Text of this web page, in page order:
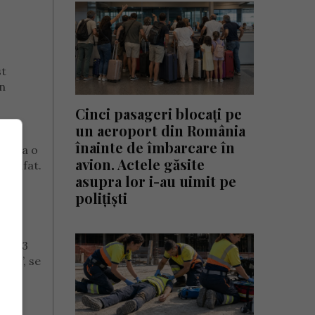
la o
Arafat.
se
Cinci pasageri blocați pe
un aeroport din România
înainte de îmbarcare în
avion. Actele găsite
asupra lor i-au uimit pe
polițiști